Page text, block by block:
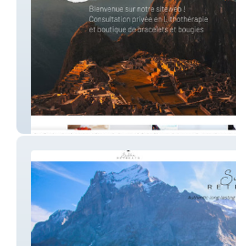
La Chola bracelets